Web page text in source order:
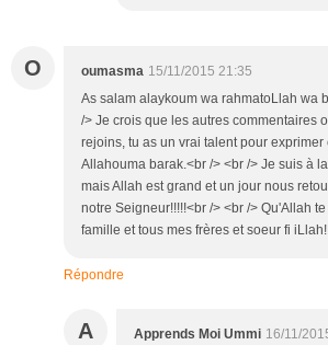
O oumasma 15/11/2015 21:35
As salam alaykoum wa rahmatoLlah wa
/> Je crois que les autres commentaires
rejoins, tu as un vrai talent pour
Allahouma barak.<br /> <br /> Je suis à
mais Allah est grand et un jour nous
notre Seigneur!!!!!<br /> <br /> Qu'Allah
famille et tous mes frères et soeur fi
Répondre
A Apprends Moi Ummi 16/11/